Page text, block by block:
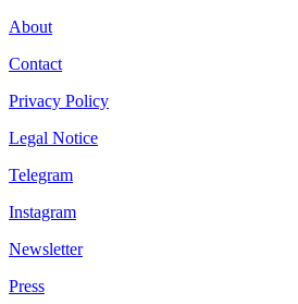
About
Contact
Privacy Policy
Legal Notice
Telegram
Instagram
Newsletter
Press